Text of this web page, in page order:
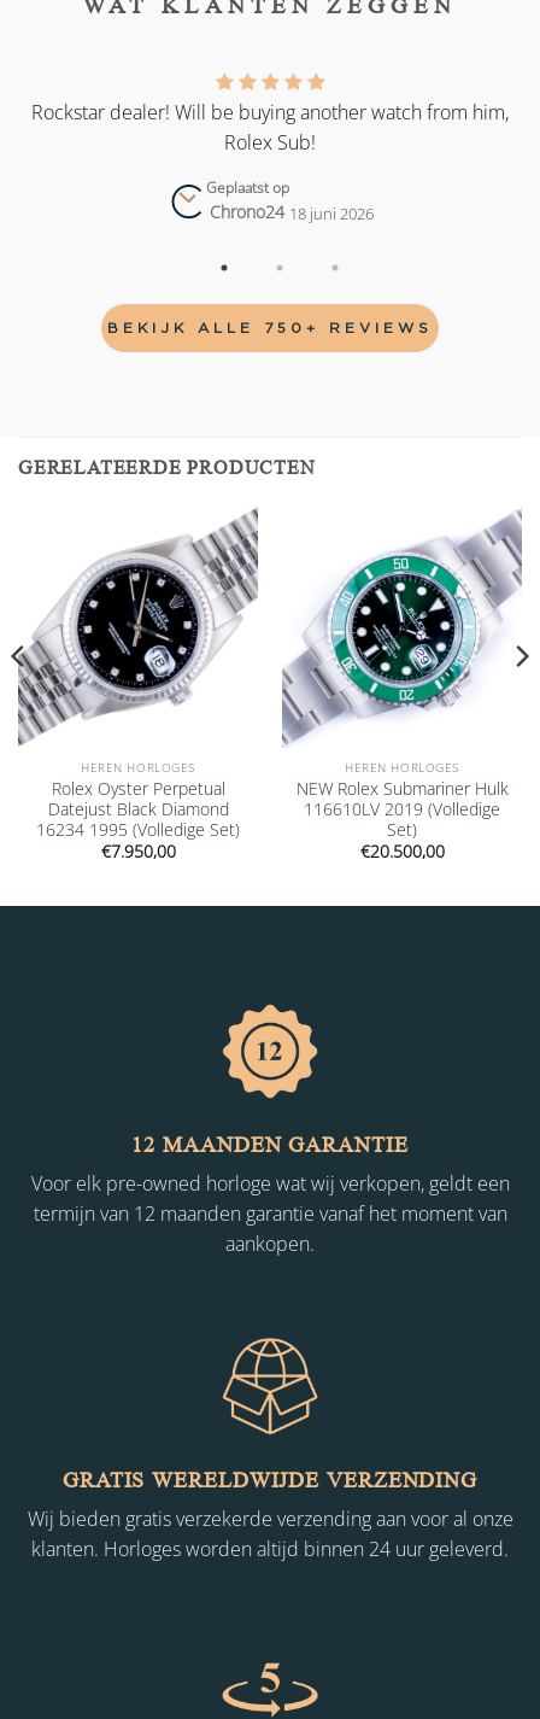
Rockstar dealer! Will be buying another watch from him,
Rolex Sub!
Geplaatst op
Chrono24 18 juni 2026
BEKIJK ALLE 750+ REVIEWS
GERELATEERDE PRODUCTEN
Add to
wishlist
HEREN HORLOGES
Rolex Oyster Perpetual
Datejust Black Diamond
16234 1995 (Volledige Set)
€7.950,00
Add to
wishlist
HEREN HORLOGES
NEW Rolex Submariner Hulk
116610LV 2019 (Volledige
Set)
€20.500,00
12 MAANDEN GARANTIE
Voor elk pre-owned horloge wat wij verkopen, geldt een
termijn van 12 maanden garantie vanaf het moment van
aankopen.
GRATIS WERELDWIJDE VERZENDING
Wij bieden gratis verzekerde verzending aan voor al onze
klanten. Horloges worden altijd binnen 24 uur geleverd.